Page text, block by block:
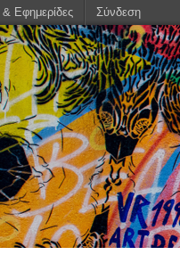
& Εφημερίδες Σύνδεση